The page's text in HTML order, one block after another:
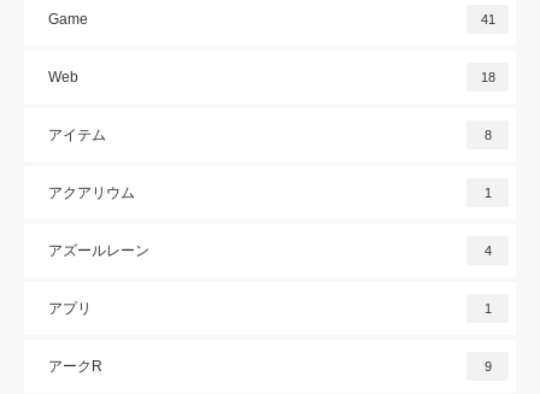
Game 41
Web 18
アイテム 8
アクアリウム 1
アズールレーン 4
アプリ 1
アークR 9